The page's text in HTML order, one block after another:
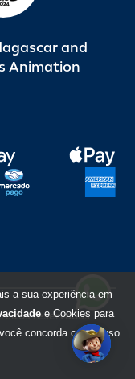
and
Animation
reservados
a sua experiência em
e Cookies para
concorda com o uso